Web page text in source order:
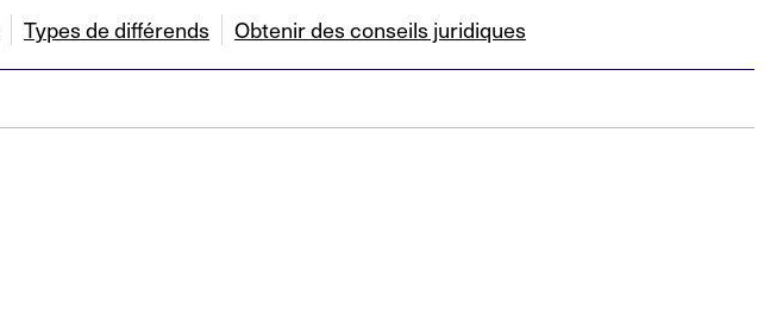
Types de différends Obtenir des conseils juridiques